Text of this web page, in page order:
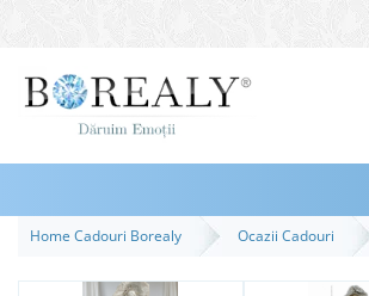
Bijuterii
Inele
Bratari
Home Cadouri Borealy Ocazii Cadouri